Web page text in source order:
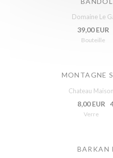
Domaine Le
39,00 EUR
Bouteille
MONTAGNE
Chateau
8,00 EUR
Verre
BARKAN